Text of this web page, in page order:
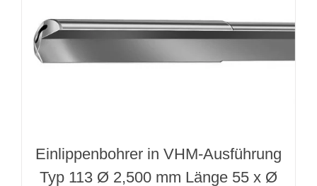
Einlippenbohrer in VHM-Ausführung
Typ 113 Ø 2,500 mm Länge 55 x Ø